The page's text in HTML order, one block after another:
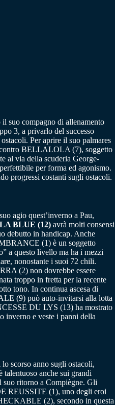
il suo compagno di allenamento
3, a privarlo del successo
Per aprire il suo palmares
BELLALOLA (7), soggetto
al via della scuderia George-
per forma ed agonismo.
progressi costanti sugli ostacoli.
agio quest’inverno a Pau,
BLUE (12) avrà molti consensi
debutto in handicap. Anche
(1) è un soggetto
a questo livello ma ha i mezzi
nonostante i suoi 72 chili.
(2) non dovrebbe essere
troppo in fretta per la recente
tono. In continua ascesa di
(9) può auto-invitarsi alla lotta
DU LYS (13) ha mostrato
inverno e veste i panni della
scorso anno sugli ostacoli,
talentuoso anche sui grandi
suo ritorno a Compiègne. Gli
REUSSITE (1), uno degli eroi
(2), secondo in questa